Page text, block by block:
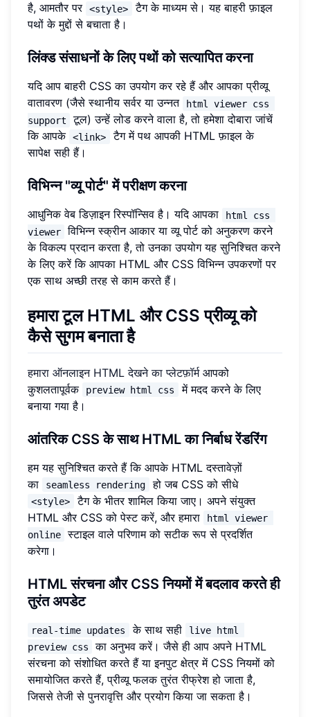
है, आमतौर पर <style>
टैग के माध्यम से। यह बाहरी फ़ाइल
पथों के मुद्दों से बचाता है।
लिंक्ड संसाधनों के लिए पथों को सत्यापित करना
यदि आप बाहरी CSS का उपयोग कर रहे हैं और आपका प्रीव्यू
वातावरण (जैसे स्थानीय सर्वर या उन्नत
html viewer css
support
टूल) उन्हें लोड करने वाला है, तो हमेशा दोबारा जांचें
कि आपके <link>
टैग में पथ आपकी HTML फ़ाइल के
सापेक्ष सही हैं।
विभिन्न "व्यू पोर्ट" में परीक्षण करना
आधुनिक वेब डिज़ाइन रिस्पॉन्सिव है। यदि आपका
html css
viewer विभिन्न स्क्रीन आकार या व्यू पोर्ट को अनुकरण करने
के विकल्प प्रदान करता है, तो उनका उपयोग यह सुनिश्चित करने
के लिए करें कि आपका HTML और CSS विभिन्न उपकरणों पर
एक साथ अच्छी तरह से काम करते हैं।
हमारा टूल HTML और CSS प्रीव्यू को
कैसे सुगम बनाता है
हमारा ऑनलाइन HTML देखने का प्लेटफ़ॉर्मआपको
कुशलतापूर्वक
preview html css
में मदद करने के लिए
बनाया गया है।
आंतरिक CSS के साथ HTML का निर्बाध रेंडरिंग
हम यह सुनिश्चित करते हैं कि आपके HTML दस्तावेज़ों
का
seamless rendering हो जब CSS को सीधे
<style>
टैग के भीतर शामिल किया जाए। अपने संयुक्त
HTML और CSS को पेस्ट करें, और हमारा
html viewer
online स्टाइल वाले परिणाम को सटीक रूप से प्रदर्शित
करेगा।
HTML संरचना और CSS नियमों में बदलाव करते ही
तुरंत अपडेट
real-time updates के साथ सही
live html
preview css
का अनुभव करें। जैसे ही आप अपने HTML
संरचना को संशोधित करते हैं या इनपुट क्षेत्र में CSS नियमों को
समायोजित करते हैं, प्रीव्यू फलक तुरंत रीफ्रेश हो जाता है,
जिससे तेजी से पुनरावृत्ति और प्रयोग किया जा सकता है।